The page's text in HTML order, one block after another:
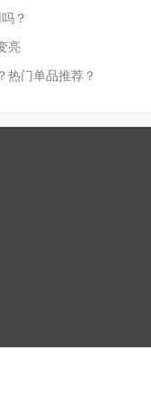
？
亮
热门单品推荐？